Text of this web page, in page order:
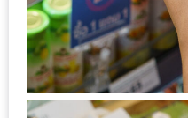
กระทะ
ทั่ว
เชียงใหม่
TOP30
ราคา